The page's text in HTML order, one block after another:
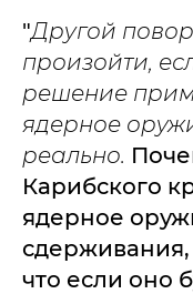
"Другой
произойти,
решение
ядерное
реально.
Карибского
ядерное
что если оно